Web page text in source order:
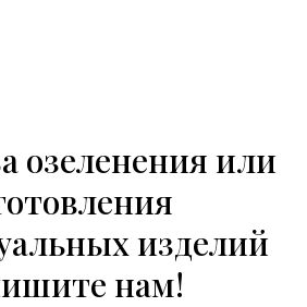
озеленения или
изделий
нам!